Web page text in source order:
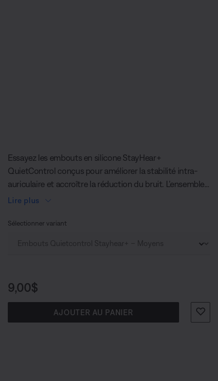
Essayez les embouts en silicone StayHear+
QuietControl conçus pour améliorer la stabilité intra-
auriculaire et accroître la réduction du bruit. L'ensemble
comprend deux paires.
Lire plus
Sélectionner variant
Prix :
9,00$
AJOUTER AU PANIER